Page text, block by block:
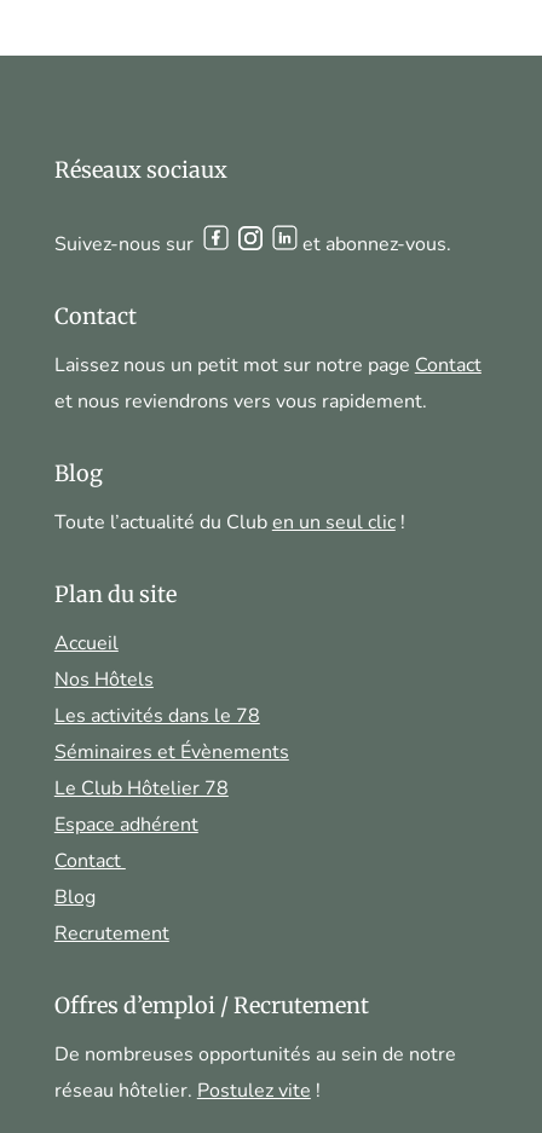
Réseaux sociaux
Suivez-nous sur et abonnez-vous.
Contact
Laissez nous un petit mot sur notre page Contact
et nous reviendrons vers vous rapidement.
Blog
Toute l’actualité du Cluben un seul clic!
Plan du site
Accueil
Nos Hôtels
Les activités dans le 78
Séminaires et Évènements
Le Club Hôtelier 78
Espace adhérent
Contact
Blog
Recrutement
Offres d’emploi / Recrutement
De nombreuses opportunités au sein de notre
réseau hôtelier. Postulez vite !